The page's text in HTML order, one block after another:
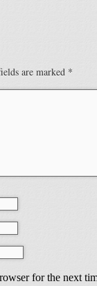
are marked *
for the next